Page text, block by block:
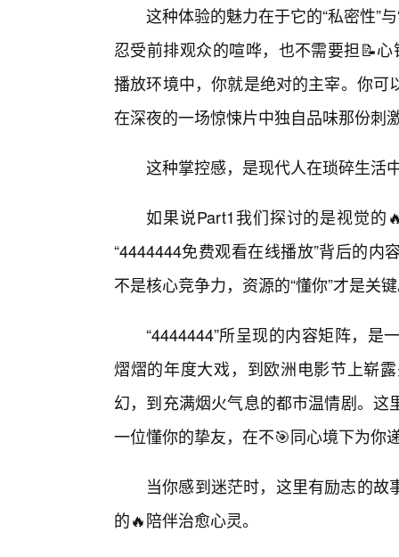
这种体验的魅力在于它的“私密性”
忍受前排观众的喧哗，也不需要担📝
播放环境中，你就是绝对的主宰。你
在深夜的一场惊悚片中独自品味那份刺
这种掌控感，是现代人在琐碎生活
如果说Part1我们探讨的是视觉的
“4444444免费观看在线播放”背后的
不是核心竞争力，资源的“懂你”才是关
“4444444”所呈现的内容矩阵，是
熠熠的年度大戏，到欧洲电影节上崭
幻，到充满烟火气息的都市温情剧。
一位懂你的挚友，在不🎯同心境下为你
当你感到迷茫时，这里有励志的
的🔥陪伴治愈心灵。